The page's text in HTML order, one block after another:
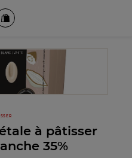
du chocolat
Commandez en ligne
à pâtisser
35%